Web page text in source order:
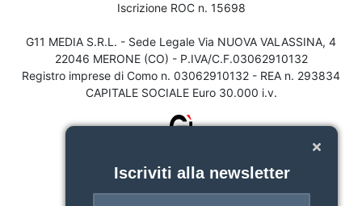
Iscrizione ROC n. 15698
G11 MEDIA S.R.L. - Sede Legale Via NUOVA VALASSINA, 4
22046 MERONE (CO) - P.IVA/C.F.03062910132
Registro imprese di Como n. 03062910132 - REA n. 293834
CAPITALE SOCIALE Euro 30.000 i.v.
Iscriviti alla newsletter